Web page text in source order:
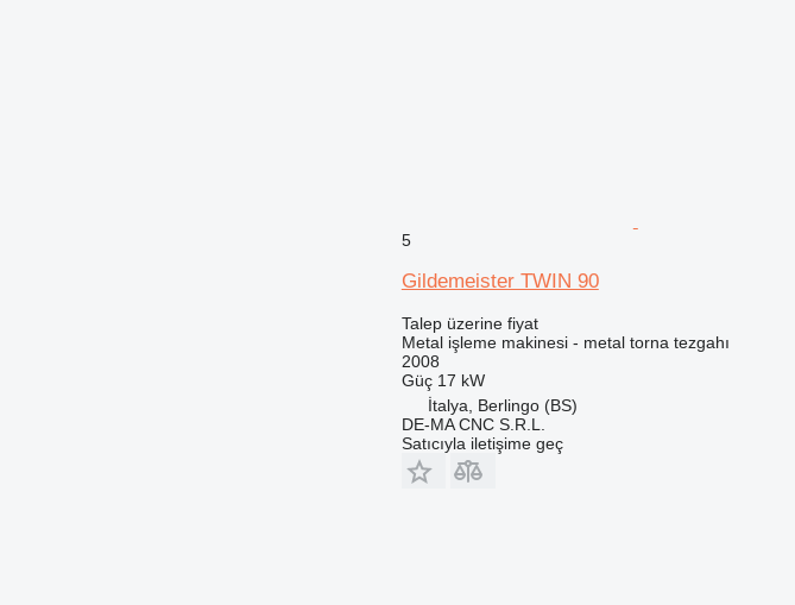
5
Gildemeister TWIN 90
Talep üzerine fiyat
Metal işleme makinesi - metal torna tezgahı
2008
Güç 17 kW
İtalya, Berlingo (BS)
DE-MA CNC S.R.L.
Satıcıyla iletişime geç